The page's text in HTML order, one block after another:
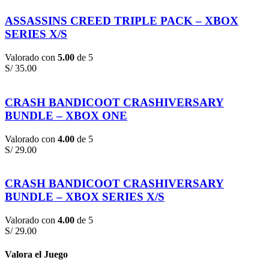
ASSASSINS CREED TRIPLE PACK – XBOX
SERIES X/S
Valorado con 5.00 de 5
S/35.00
CRASH BANDICOOT CRASHIVERSARY
BUNDLE – XBOX ONE
Valorado con 4.00 de 5
S/29.00
CRASH BANDICOOT CRASHIVERSARY
BUNDLE – XBOX SERIES X/S
Valorado con 4.00 de 5
S/29.00
Valora el Juego